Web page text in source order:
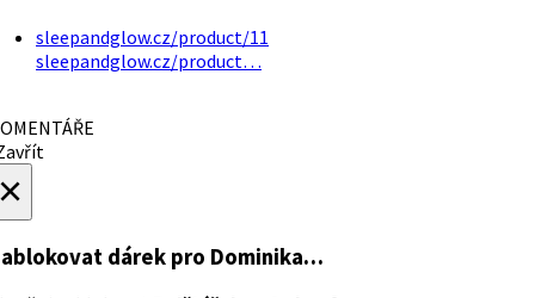
sleepandglow.cz/product/11
sleepandglow.cz/product…
dárek pro Dominika…